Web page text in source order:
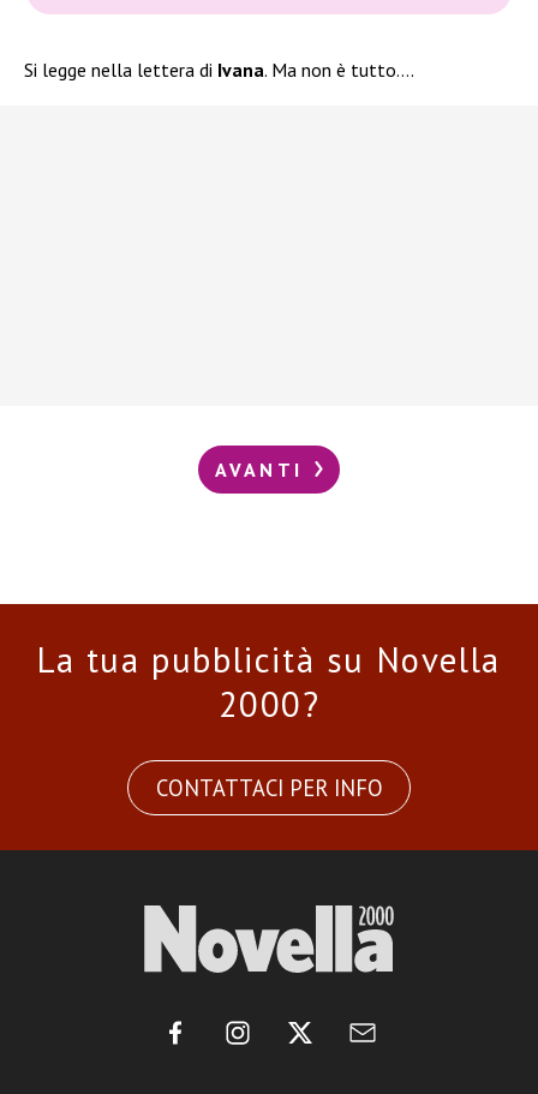
Si legge nella lettera di Ivana. Ma non è tutto….
AVANTI
La tua pubblicità su Novella
2000?
CONTATTACI PER INFO